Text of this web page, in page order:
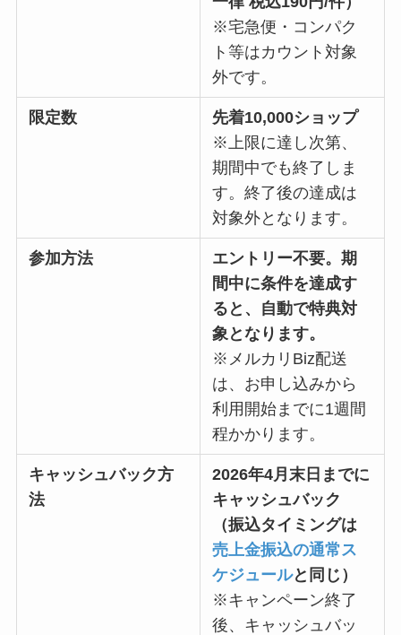
※宅急便・コンパク
ト等はカウント対象
外です。
限定数
先着10,000ショップ
※上限に達し次第、
期間中でも終了しま
す。終了後の達成は
対象外となります。
参加方法
エントリー不要。期
間中に条件を達成す
ると、自動で特典対
象となります。
※メルカリBiz配送
は、お申し込みから
利用開始までに1週間
程かかります。
キャッシュバック方
法
2026年4月末日までに
キャッシュバック
（振込タイミングは
売上金振込の通常ス
ケジュールと同じ）
※キャンペーン終了
後、キャッシュバッ